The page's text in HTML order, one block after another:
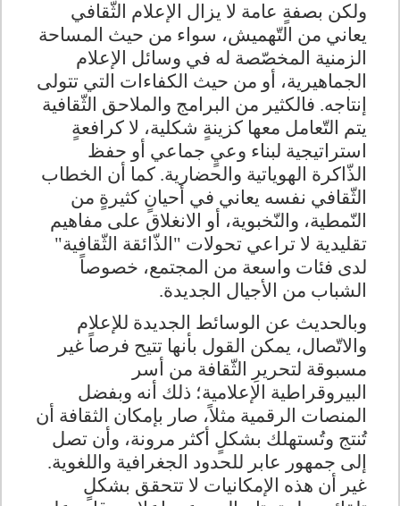
ولكن بصفةٍ عامة لا يزال الإعلام الثّقافي
يعاني من التّهميش، سواء من حيث المساحة
الزمنية المخصّصة له في وسائل الإعلام
الجماهيرية، أو من حيث الكفاءات التي تتولى
إنتاجه. فالكثير من البرامج والملاحق الثّقافية
يتم التّعامل معها كزينةٍ شكلية، لا كرافعةٍ
استراتيجية لبناء وعيٍ جماعي أو حفظ
الذّاكرة الهوياتية والحضارية. كما أن الخطاب
الثّقافي نفسه يعاني في أحيانٍ كثيرةٍ من
النّمطية، والنّخبوية، أو الانغلاق على مفاهيم
تقليدية لا تراعي تحولات "الذّائقة الثّقافية"
لدى فئات واسعة من المجتمع، خصوصاً
الشباب من الأجيال الجديدة.
وبالحديث عن الوسائط الجديدة للإعلام
والاتّصال، يمكن القول بأنها تتيح فرصاً غير
مسبوقة لتحريرِ الثّقافة من أسر
البيروقراطية الإعلامية؛ ذلك أنه وبفضل
المنصات الرقمية مثلاً، صار بإمكان الثقافة أن
تُنتج وتُستهلك بشكلٍ أكثر مرونة، وأن تصل
إلى جمهور عابر للحدود الجغرافية واللغوية.
غير أن هذه الإمكانيات لا تتحقق بشكلٍ